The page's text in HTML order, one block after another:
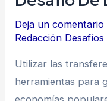
Deja un comentario
Redacción
Utilizar las
herramientas para
de
Desarrollo
Social